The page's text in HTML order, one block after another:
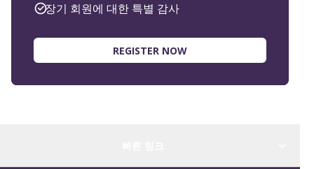
장기 회원에 대한 특별 감사
REGISTER NOW